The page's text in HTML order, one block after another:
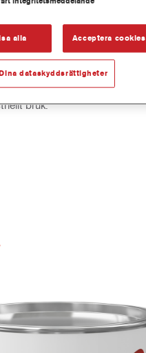
vidhäftning på metallunderlag.
bra för korta och måttliga
bruk.
alla Acceptera cookies
dataskyddsrättigheter